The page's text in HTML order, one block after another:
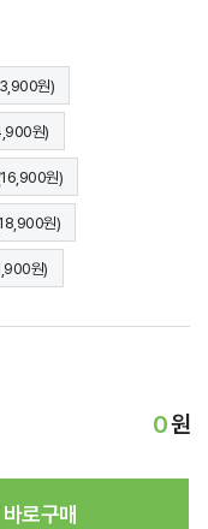
원)
원)
원)
원)
원)
0원
바로구매